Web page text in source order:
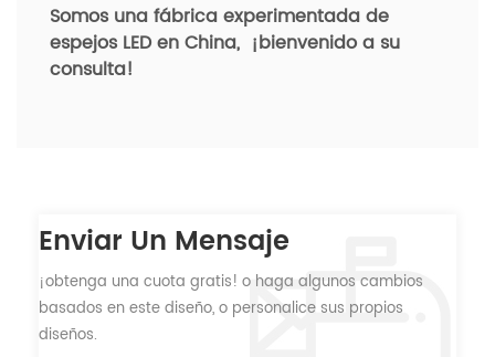
Somos una fábrica experimentada de
espejos LED en China, ¡bienvenido a su
consulta!
Enviar Un Mensaje
¡obtenga una cuota gratis! o haga algunos cambios
basados ​​en este diseño, o personalice sus propios
diseños.